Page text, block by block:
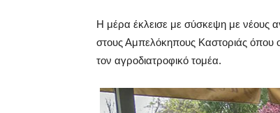
Η μέρα έκλεισε με σύσκεψη με νέους
στους Αμπελόκηπους Καστοριάς όπου
τον αγροδιατροφικό τομέα.